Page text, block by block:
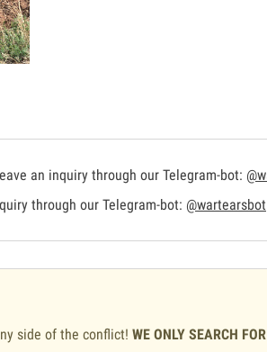
an inquiry through our Telegram-bot:
through our Telegram-bot: @wartearsbot
side of the conflict! WE ONLY SEARCH